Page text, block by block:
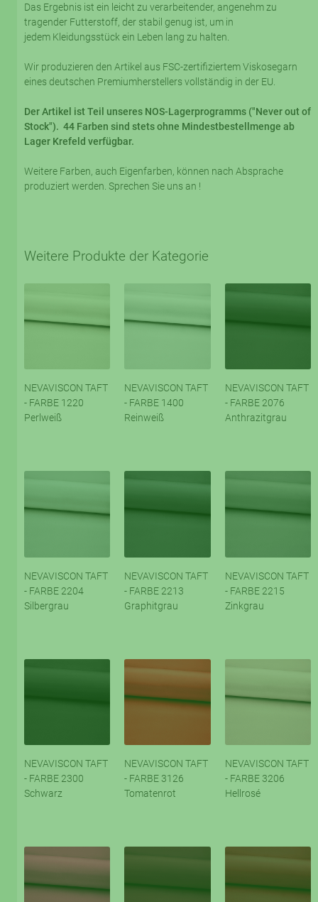
Das Ergebnis ist ein leicht zu verarbeitender, angenehm zu
tragender Futterstoff, der stabil genug ist, um in
jedem Kleidungsstück ein Leben lang zu halten.
Wir produzieren den Artikel aus FSC-zertifiziertem Viskosegarn
eines deutschen Premiumherstellers vollständig in der EU.
Der Artikel ist Teil unseres NOS-Lagerprogramms ("Never out of
Stock"). 44 Farben sind stets ohne Mindestbestellmenge ab
Lager Krefeld verfügbar.
Weitere Farben, auch Eigenfarben, können nach Absprache
produziert werden. Sprechen Sie uns an !
Weitere Produkte der Kategorie
NEVAVISCON TAFT
- FARBE 1220
Perlweiß
NEVAVISCON TAFT
- FARBE 1400
Reinweiß
NEVAVISCON TAFT
- FARBE 2076
Anthrazitgrau
NEVAVISCON TAFT
- FARBE 2204
Silbergrau
NEVAVISCON TAFT
- FARBE 2213
Graphitgrau
NEVAVISCON TAFT
- FARBE 2215
Zinkgrau
NEVAVISCON TAFT
- FARBE 2300
Schwarz
NEVAVISCON TAFT
- FARBE 3126
Tomatenrot
NEVAVISCON TAFT
- FARBE 3206
Hellrosé